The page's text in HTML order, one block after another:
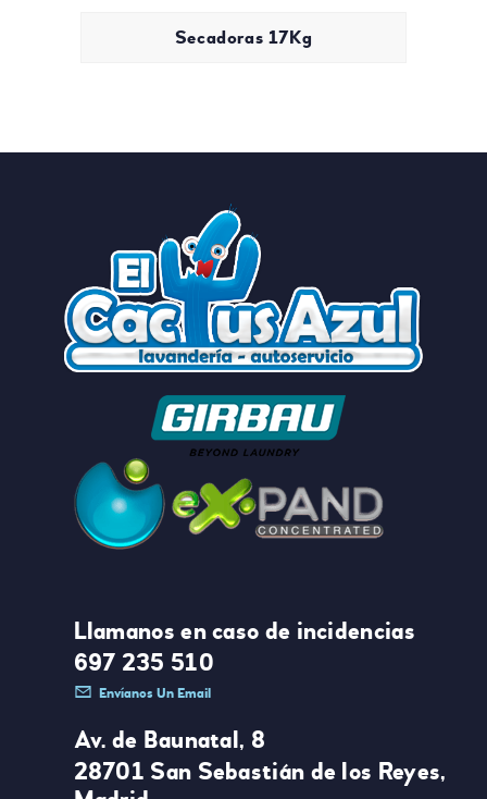
Secadoras 17Kg
Llamanos en caso de incidencias
697 235 510
Envíanos Un Email
Av. de Baunatal, 8
28701 San Sebastián de los Reyes,